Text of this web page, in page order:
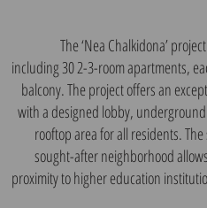
The ‘Nea Chalkidona’
including 30 2-3-room apartments,
balcony. The project offers an
with a designed lobby,
rooftop area for all residents.
sought-after neighborhood
proximity to higher education